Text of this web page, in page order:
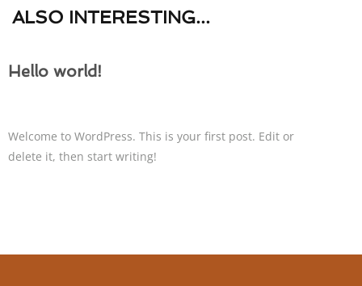
ALSO INTERESTING...
Hello world!
Welcome to WordPress. This is your first post. Edit or
delete it, then start writing!